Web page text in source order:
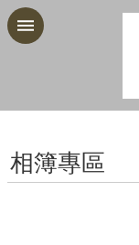
跳到主要內容區塊
相簿專區